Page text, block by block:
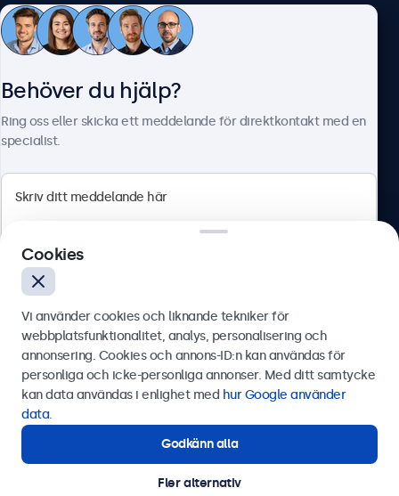
Alla versioner av Samsung DeX
1x
USB-C
1x Video, ljud, touch
USB-A
Via USB-C till USB-A-adapter. Detta aktiverar endast
touchfunktionaliteten och måste kombineras med HDMI,
DisplayPort eller VGA för bild.
AUX-ingång (3,5mm)
1x
AUX-utgång (3,5mm)
Kundtjänst
Olof Palmesgata 29, Stockholm, 111 22, Sverige
Svenska
© 2026 Beetronics
Behöver du hjälp?
Ring oss eller skicka ett meddelande för direktkontakt med en
specialist.
Skicka
Kontakta våra experter.
Cookies
Vi använder cookies och liknande tekniker för
webbplatsfunktionalitet, analys, personalisering och
annonsering. Cookies och annons-ID:n kan användas för
personliga och icke-personliga annonser. Med ditt samtycke
kan data användas i enlighet med hur Google använder
data.
Godkänn alla
Fler alternativ